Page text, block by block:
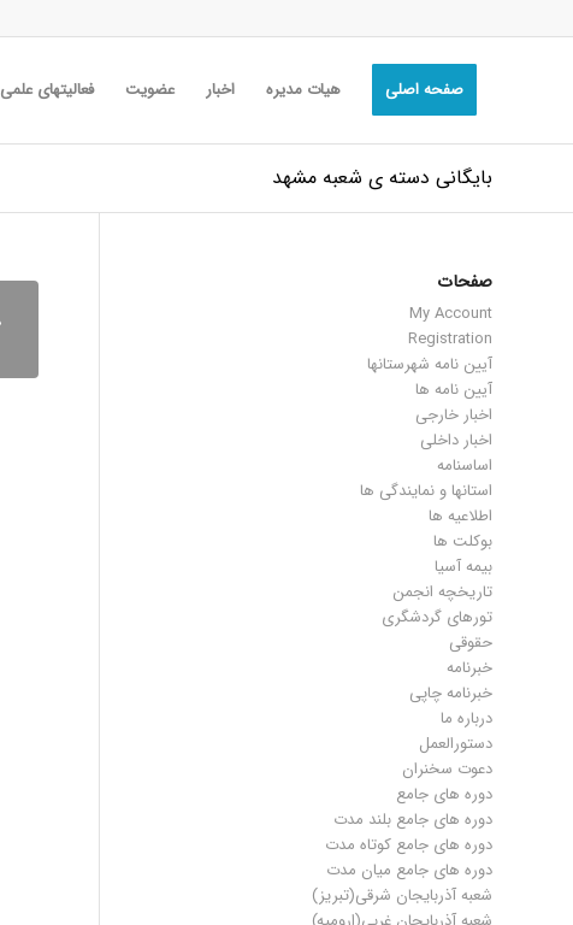
صفحه اصلی هیات مدیره اخبار عضویت فعالیتهای علمی
بایگانی دسته ی شعبه مشهد
صفحات
My Account
Registration
آیین نامه شهرستانها
آیین نامه ها
اخبار خارجی
اخبار داخلی
اساسنامه
استانها و نمایندگی ها
اطلاعیه ها
بوکلت ها
بیمه آسیا
تاریخچه انجمن
تورهای گردشگری
حقوقی
خبرنامه
خبرنامه چاپی
درباره ما
دستورالعمل
دعوت سخنران
دوره های جامع
دوره های جامع بلند مدت
دوره های جامع کوتاه مدت
دوره های جامع میان مدت
شعبه آذربایجان شرقی(تبریز)